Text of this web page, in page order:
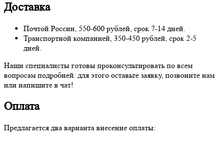
Доставка
Почтой России, 550-600 рублей, срок 7-14 дней.
Транспортной компанией, 350-450 рублей, срок 2-5
дней.
Наши специалисты готовы проконсультировать по всем
вопросам подробней: для этого оставьте заявку, позвоните нам
или напишите в чат!
Оплата
Предлагается два варианта внесение оплаты: